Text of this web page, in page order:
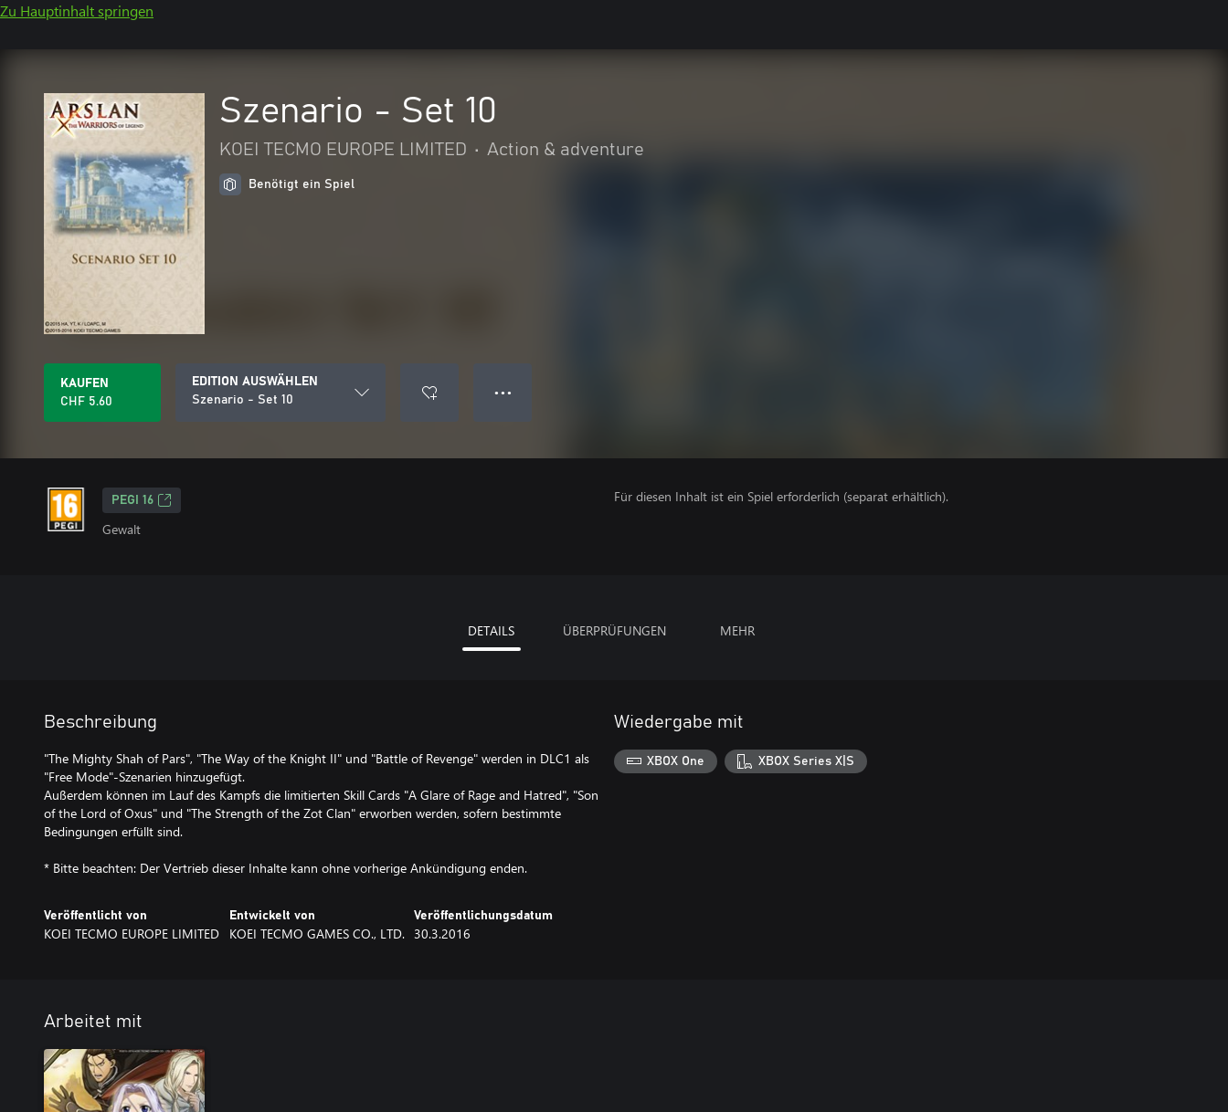
Zu Hauptinhalt springen
Szenario - Set 10
KOEI TECMO EUROPE LIMITED • Action & adventure
Benötigt ein Spiel
KAUFEN
CHF 5.60
EDITION AUSWÄHLEN
Szenario - Set 10
● ● ●
PEGI 16
Gewalt
Für diesen Inhalt ist ein Spiel erforderlich (separat erhältlich).
DETAILS ÜBERPRÜFUNGEN MEHR
Beschreibung
"The Mighty Shah of Pars", "The Way of the Knight II" und "Battle of Revenge" werden in DLC1 als
"Free Mode"-Szenarien hinzugefügt.
Außerdem können im Lauf des Kampfs die limitierten Skill Cards "A Glare of Rage and Hatred", "Son
of the Lord of Oxus" und "The Strength of the Zot Clan" erworben werden, sofern bestimmte
Bedingungen erfüllt sind.
* Bitte beachten: Der Vertrieb dieser Inhalte kann ohne vorherige Ankündigung enden.
Veröffentlicht von
KOEI TECMO EUROPE LIMITED
Entwickelt von
KOEI TECMO GAMES CO., LTD.
Veröffentlichungsdatum
30.3.2016
Wiedergabe mit
XBOX One XBOX Series X|S
Arbeitet mit